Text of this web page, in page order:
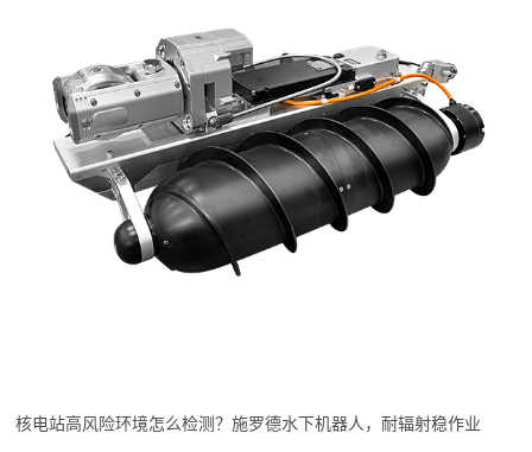
核电站高风险环境怎么检测？施罗德水下机器人，耐辐射稳作业